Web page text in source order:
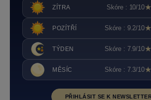
ZÍTRA Skóre : 10/10
POZÍTŘÍ Skóre : 9.2/10
TÝDEN Skóre : 7.9/10
MĚSÍC Skóre : 7.3/10
PŘIHLÁSIT SE K